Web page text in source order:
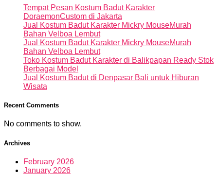
Tempat Pesan Kostum Badut Karakter
DoraemonCustom di Jakarta
Jual Kostum Badut Karakter Mickry MouseMurah
Bahan Velboa Lembut
Jual Kostum Badut Karakter Mickry MouseMurah
Bahan Velboa Lembut
Toko Kostum Badut Karakter di Balikpapan Ready Stok
Berbagai Model
Jual Kostum Badut di Denpasar Bali untuk Hiburan
Wisata
Recent Comments
No comments to show.
Archives
February 2026
January 2026